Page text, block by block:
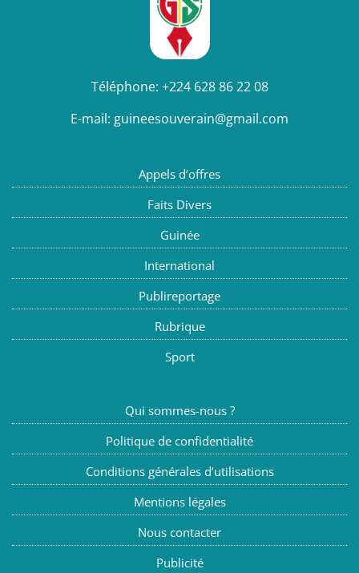
Téléphone: +224 628 86 22 08
E-mail: guineesouverain@gmail.com
Appels d’offres
Faits Divers
Guinée
International
Publireportage
Rubrique
Sport
Qui sommes-nous ?
Politique de confidentialité
Conditions générales d’utilisations
Mentions légales
Nous contacter
Publicité